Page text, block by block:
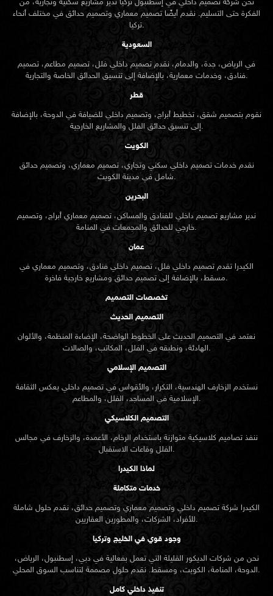
نحن شركة تصميم داخلي في إسطنبول تركيا ندير مشاريع سكنية وتجارية، من
الفكرة حتى التسليم. نقدم أيضًا تصميم معماري وتصميم حدائق في مختلف أنحاء
تركيا.
السعودية
في الرياض، جدة، والدمام، نقدم تصميم داخلي فلل، تصميم مطاعم، تصميم
فنادق، وخدمات معمارية، بالإضافة إلى تنسيق الحدائق الخاصة والتجارية.
قطر
نقوم بتصميم شقق، تخطيط أبراج، وتصميم داخلي للضيافة في الدوحة، بالإضافة
إلى تنسيق حدائق الفلل والمشاريع الخارجية.
الكويت
نقدم خدمات تصميم داخلي سكني وتجاري، تصميم معماري، وتصميم حدائق
شامل في مدينة الكويت.
البحرين
ندير مشاريع تصميم داخلي للفنادق والمساكن، تصميم معماري أبراج، وتصميم
خارجي للحدائق والمجمعات في المنامة.
عمان
الكيدرا تقدم تصميم داخلي فلل، تصميم داخلي فنادق، وتصميم معماري في
مسقط، بالإضافة إلى تصميم حدائق ومشاريع خارجية فاخرة.
تخصصات التصميم
التصميم الحديث
نعتمد في التصميم الحديث على الخطوط الواضحة، الإضاءة المنظمة، والألوان
الهادئة، ونطبقه في الفلل، المكاتب، والصالات.
التصميم الإسلامي
نستخدم الزخارف الهندسية، التكرار، والأقواس في تصميم داخلي يعكس الثقافة
الإسلامية في المساجد، الفلل، والمطاعم.
التصميم الكلاسيكي
ننفذ تصاميم كلاسيكية متوازنة باستخدام الرخام، الأعمدة، والزخارف في مجالس
الفلل وقاعات الاستقبال.
لماذا الكيدرا
خدمات متكاملة
الكيدرا شركة تصميم داخلي وتصميم معماري وتصميم حدائق، نقدم حلول شاملة
للأفراد، الشركات، والمطورين العقاريين.
وجود قوي في الخليج وتركيا
نحن من شركات الديكور القليلة التي تعمل بفعالية في دبي، إسطنبول، الرياض،
الدوحة، المنامة، الكويت، ومسقط. نقدم حلول مصممة لتناسب السوق المحلي.
تنفيذ داخلي كامل